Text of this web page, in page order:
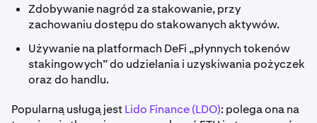
Zdobywanie nagród za stakowanie, przy
zachowaniu dostępu do stakowanych aktywów.
Używanie na platformach DeFi „płynnych tokenów
stakingowych” do udzielania i uzyskiwania pożyczek
oraz do handlu.
Popularną usługą jestLido Finance (LDO): polega ona na